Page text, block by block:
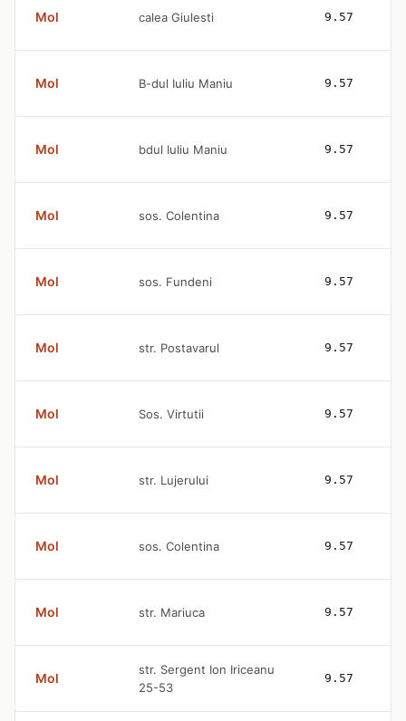
Mol calea Giulesti 9.57
Mol B-dul Iuliu Maniu 9.57
Mol bdul Iuliu Maniu 9.57
Mol sos. Colentina 9.57
Mol sos. Fundeni 9.57
Mol str. Postavarul 9.57
Mol Sos. Virtutii 9.57
Mol str. Lujerului 9.57
Mol sos. Colentina 9.57
Mol str. Mariuca 9.57
Mol
str. Sergent Ion Iriceanu
25-53
9.57